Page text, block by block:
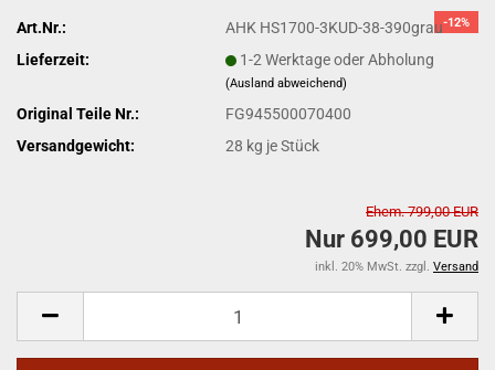
-12%
Art.Nr.:
AHK HS1700-3KUD-38-390grau
Lieferzeit:
1-2 Werktage oder Abholung
(Ausland abweichend)
Original Teile Nr.:
FG945500070400
Versandgewicht:
28 kg je Stück
Ehem. 799,00 EUR
Nur 699,00 EUR
inkl. 20% MwSt. zzgl. Versand